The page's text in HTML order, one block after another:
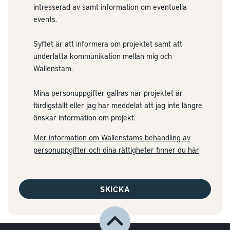
intresserad av samt information om eventuella
events.
Syftet är att informera om projektet samt att
underlätta kommunikation mellan mig och
Wallenstam.
Mina personuppgifter gallras när projektet är
färdigställt eller jag har meddelat att jag inte längre
önskar information om projekt.
Mer information om Wallenstams behandling av
personuppgifter och dina rättigheter finner du här
SKICKA